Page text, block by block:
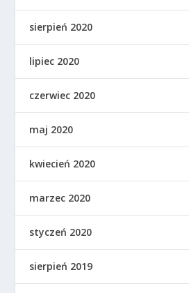
sierpień 2020
lipiec 2020
czerwiec 2020
maj 2020
kwiecień 2020
marzec 2020
styczeń 2020
sierpień 2019